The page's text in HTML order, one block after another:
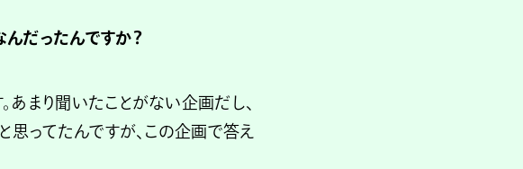
だったんですか？
まり聞いたことがない企画だし、
思ってたんですが、この企画で答え